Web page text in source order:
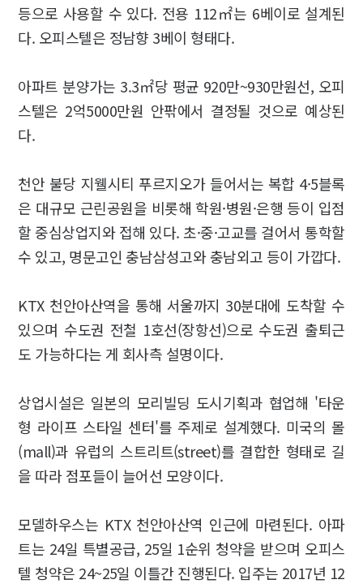
등으로 사용할 수 있다. 전용 112㎡는 6베이로 설계된
다. 오피스텔은 정남향 3베이 형태다.
아파트 분양가는 3.3㎡당 평균 920만~930만원선, 오피
스텔은 2억5000만원 안팎에서 결정될 것으로 예상된
다.
천안 불당 지웰시티 푸르지오가 들어서는 복합 4·5블록
은 대규모 근린공원을 비롯해 학원·병원·은행 등이 입점
할 중심상업지와 접해 있다. 초·중·고교를 걸어서 통학할
수 있고, 명문고인 충남삼성고와 충남외고 등이 가깝다.
KTX 천안아산역을 통해 서울까지 30분대에 도착할 수
있으며 수도권 전철 1호선(장항선)으로 수도권 출퇴근
도 가능하다는 게 회사측 설명이다.
상업시설은 일본의 모리빌딩 도시기획과 협업해 '타운
형 라이프 스타일 센터'를 주제로 설계했다. 미국의 몰
(mall)과 유럽의 스트리트(street)를 결합한 형태로 길
을 따라 점포들이 늘어선 모양이다.
모델하우스는 KTX 천안아산역 인근에 마련된다. 아파
트는 24일 특별공급, 25일 1순위 청약을 받으며 오피스
텔 청약은 24~25일 이틀간 진행된다. 입주는 2017년 12